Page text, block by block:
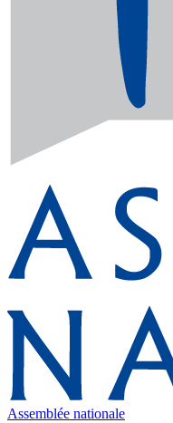
Assemblée nationale